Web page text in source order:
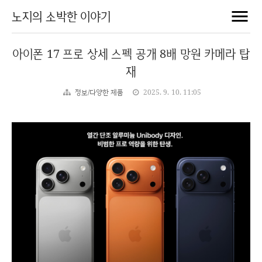
노지의 소박한 이야기
아이폰 17 프로 상세 스펙 공개 8배 망원 카메라 탑
재
정보/다양한 제품 2025. 9. 10. 11:05